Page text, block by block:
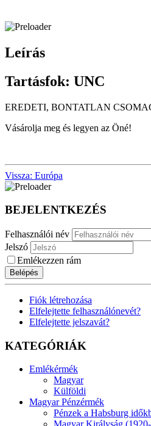
Leírás
Tartásfok: UNC
EREDETI, BONTATLAN
Vásárolja meg és legyen az Öné!
Vissza: Európa
BEJELENTKEZÉS
Felhasználói név
Jelszó
Emlékezzen rám
Belépés
Fiók létrehozása
Elfelejtette felhasználónevét?
Elfelejtette jelszavát?
KATEGÓRIÁK
Emlékérmék
Magyar
Külföldi
Magyar Pénzérmék
Pénzek a Habsburg